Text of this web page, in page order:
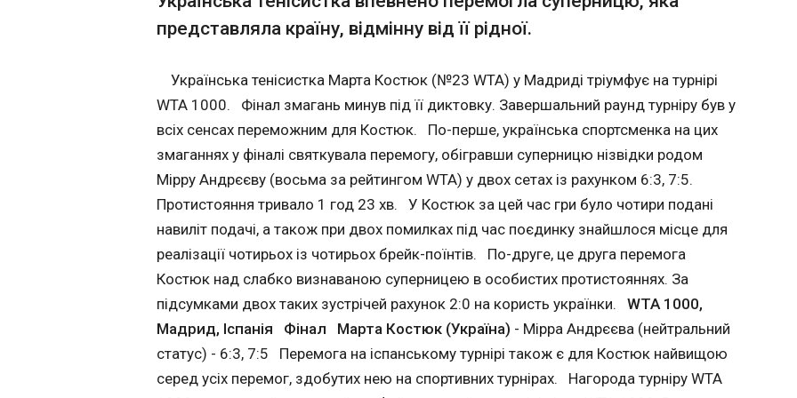
зустрічей рахунок 2:0 на
користь українки. WTA
1000, Мадрид, Іспанія
(Україна) - Мірра Андрєєва
(нейтральний статус) - 6:3,
7:5 Перемога на
іспанському турнірі також
є для Костюк найвищою
серед усіх перемог,
здобутих нею на
спортивних турнірах.
Нагорода турніру WTA 1000
- це перший статусний
трофей, виграний на турнірі
рівня WTA 1000. Водночас
титул переможниці - третій
титул у Костюк за кар'єру
загалом. Раніше, у 2023
році, вона була першою на
турнірі WTA 250 в Остіні. І
Марта Костюк здолала Андрєєву і стала чемпіонкою
21:21:51
Українська тенісистка Марта
Костюк (WTA № 23) виграла
турнір WTA 1000 у Мадриді.
Про це повідомляє LB.ua. У
фіналі змагань українка
перемогла «нейтральну»
росіянку Мірру Андрєєву
(WTA № 8) – 6:3, 7:5.
ЧИТАТЬ
Стало відомо, як за
Росіяни атакували дроном
представляла країну, відмінну від її рідної.
Українська тенісистка Марта Костюк (№23 WTA) у Мадриді тріумфує на турнірі
WTA 1000. Фінал змагань минув під її диктовку. Завершальний раунд турніру був у
всіх сенсах переможним для Костюк. По-перше, українська спортсменка на цих
змаганнях у фіналі святкувала перемогу, обігравши суперницю нізвідки родом
Мірру Андрєєву (восьма за рейтингом WTA) у двох сетах із рахунком 6:3, 7:5.
Протистояння тривало 1 год 23 хв. У Костюк за цей час гри було чотири подані
навиліт подачі, а також при двох помилках під час поєдинку знайшлося місце для
реалізації чотирьох із чотирьох брейк-поїнтів. По-друге, це друга перемога
Костюк над слабко визнаваною суперницею в особистих протистояннях. За
підсумками двох таких зустрічей рахунок 2:0 на користь українки.WTA 1000,
Мадрид, Іспанія
Фінал Марта Костюк (Україна) - Мірра Андрєєва (нейтральний
статус) - 6:3, 7:5 Перемога на іспанському турнірі також є для Костюк найвищою
серед усіх перемог, здобутих нею на спортивних турнірах. Нагорода турніру WTA